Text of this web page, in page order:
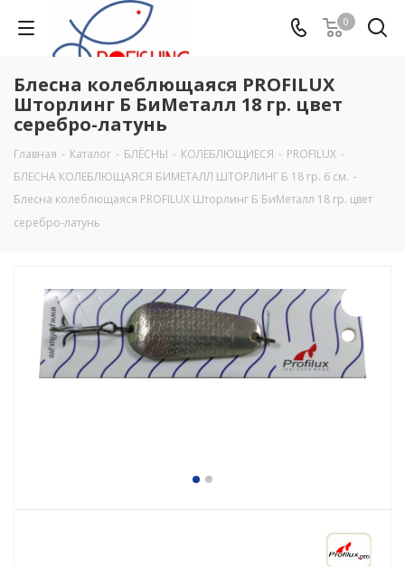
0
Блесна колеблющаяся PROFILUX
Шторлинг Б БиМеталл 18 гр. цвет
серебро-латунь
Главная - Каталог - БЛЁСНЫ - КОЛЕБЛЮЩИЕСЯ - PROFILUX -
БЛЕСНА КОЛЕБЛЮЩАЯСЯ БИМЕТАЛЛ ШТОРЛИНГ Б 18 гр. 6 см. -
Блесна колеблющаяся PROFILUX Шторлинг Б БиМеталл 18 гр. цвет
серебро-латунь